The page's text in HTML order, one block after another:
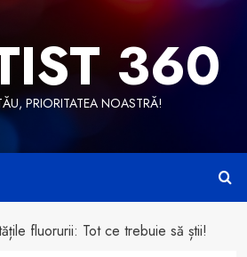
360
PRIORITATEA NOASTRĂ!
fluorurii: Tot ce trebuie să știi!